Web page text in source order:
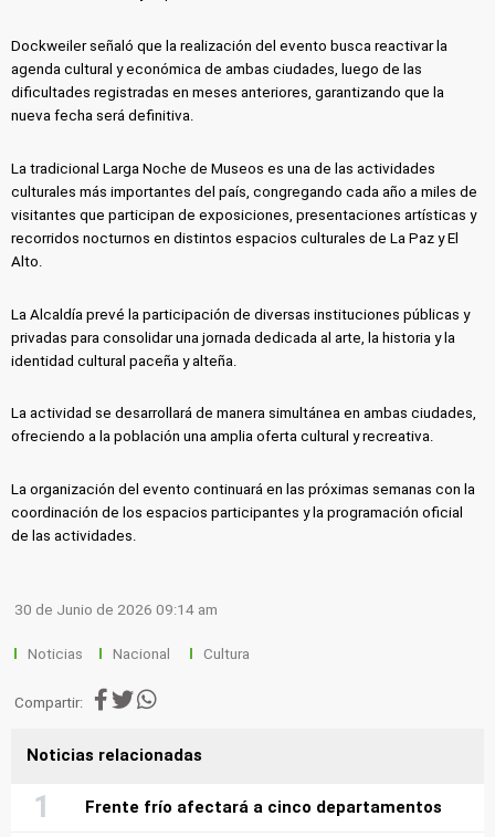
Dockweiler señaló que la realización del evento busca reactivar la
agenda cultural y económica de ambas ciudades, luego de las
dificultades registradas en meses anteriores, garantizando que la
nueva fecha será definitiva.
La tradicional Larga Noche de Museos es una de las actividades
culturales más importantes del país, congregando cada año a miles de
visitantes que participan de exposiciones, presentaciones artísticas y
recorridos nocturnos en distintos espacios culturales de La Paz y El
Alto.
La Alcaldía prevé la participación de diversas instituciones públicas y
privadas para consolidar una jornada dedicada al arte, la historia y la
identidad cultural paceña y alteña.
La actividad se desarrollará de manera simultánea en ambas ciudades,
ofreciendo a la población una amplia oferta cultural y recreativa.
La organización del evento continuará en las próximas semanas con la
coordinación de los espacios participantes y la programación oficial
de las actividades.
30 de Junio de 2026 09:14 am
Noticias Nacional Cultura
Compartir:
Noticias relacionadas
Frente frío afectará a cinco departamentos